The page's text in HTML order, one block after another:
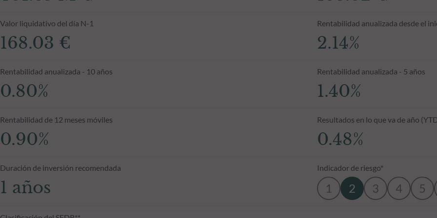
Valor liquidativo del día N-1
168.03 €
Rentabilidad anualizada desde el
2.14%
Rentabilidad anualizada - 10 años
0.80%
Rentabilidad anualizada - 5 años
1.40%
Rentabilidad de 12 meses móviles
0.90%
Resultados en lo que va de año
0.48%
Duración de inversión recomendada
1 años
Indicador de riesgo*
1 2 3 4 5